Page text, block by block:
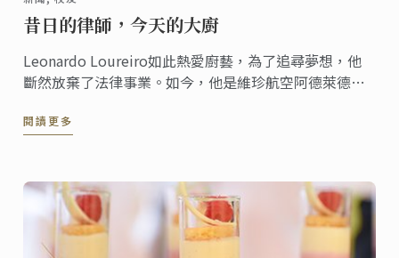
昔日的律師，今天的大廚
Leonardo Loureiro如此熱愛廚藝，為了追尋夢想，他
斷然放棄了法律事業。如今，他是維珍航空阿德萊德娛
為行業偶像Matt Moran、Jock Zonfrillo和Massimo
閱讀更多